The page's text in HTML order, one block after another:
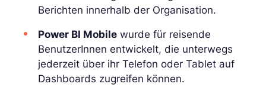
Berichten innerhalb der Organisation.
Power BI Mobile wurde für reisende
BenutzerInnen entwickelt, die unterwegs
jederzeit über ihr Telefon oder Tablet auf
Dashboards zugreifen können.